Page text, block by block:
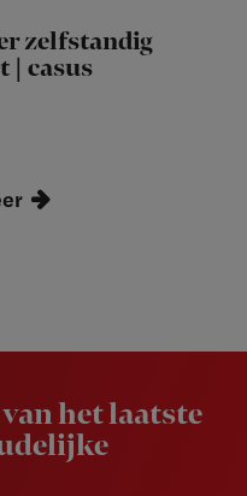
zelfstandig
| casus
het laatste